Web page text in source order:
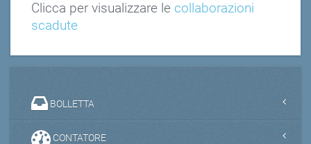
Clicca per visualizzare le collaborazioni
scadute
BOLLETTA
CONTATORE